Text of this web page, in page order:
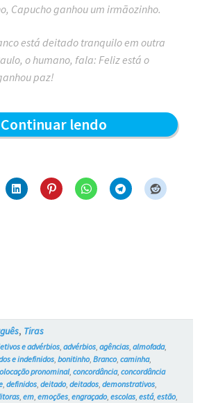
Capucho ganhou um irmãozinho.
está deitado tranquilo em outra
o humano, fala: Feliz está o
paz!
Continuar lendoTodos
Blue
, Tiras
e advérbios, advérbios, agências, almofada,
e indefinidos, bonitinho, Branco, caminha,
pronominal, concordância, concordância
, definidos, deitado, deitados, demonstrativos,
, em, emoções, engraçado, escolas, está, estão,